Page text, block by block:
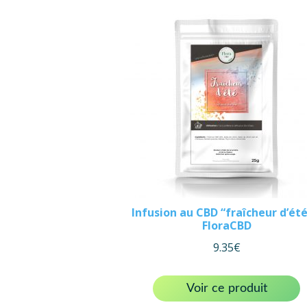
Infusion au CBD “fraîcheur
FloraCBD
9.35€
Voir ce produit